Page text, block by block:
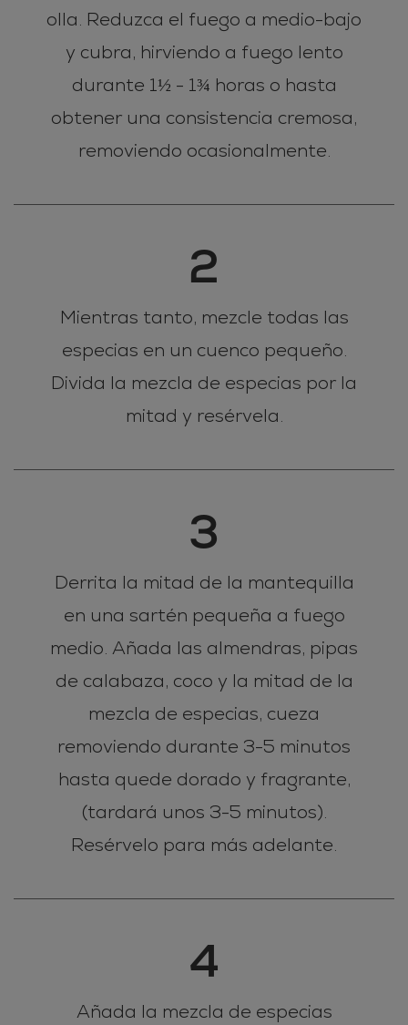
olla. Reduzca el fuego a medio-bajo
y cubra, hirviendo a fuego lento
durante 1½ - 1¾ horas o hasta
obtener una consistencia cremosa,
removiendo ocasionalmente.
2
Mientras tanto, mezcle todas las
especias en un cuenco pequeño.
Divida la mezcla de especias por la
mitad y resérvela.
3
Derrita la mitad de la mantequilla
en una sartén pequeña a fuego
medio. Añada las almendras, pipas
de calabaza, coco y la mitad de la
mezcla de especias, cueza
removiendo durante 3-5 minutos
hasta quede dorado y fragrante,
(tardará unos 3-5 minutos).
Resérvelo para más adelante.
4
Añada la mezcla de especias